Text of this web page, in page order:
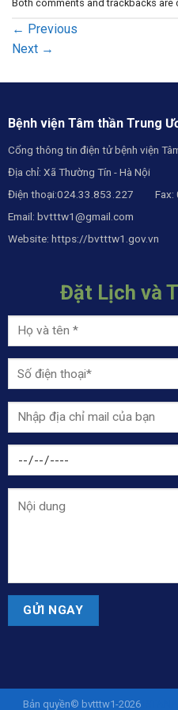
Both comments and trackbacks are
← Previous
Next →
Bệnh viện Tâm thần Trung
Cổng thông tin điện tử bệnh viện
Địa chỉ: Xã Thường Tín - Hà Nội
Điện thoại:024.33.853.227 Fax:
Email: bvtttw1@gmail.com
Website: https://bvtttw1.gov.vn
Đặt Lịch và
Bản quyền© bvtttw1-2026